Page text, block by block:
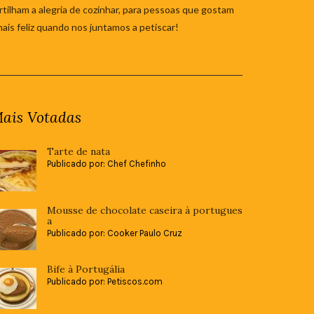
a alegria de cozinhar, para pessoas que gostam
feliz quando nos juntamos a petiscar!
Votadas
Tarte de nata
Publicado por: Chef Chefinho
Mousse de chocolate caseira à portugues
a
Publicado por: Cooker Paulo Cruz
Bife à Portugália
Publicado por: Petiscos.com